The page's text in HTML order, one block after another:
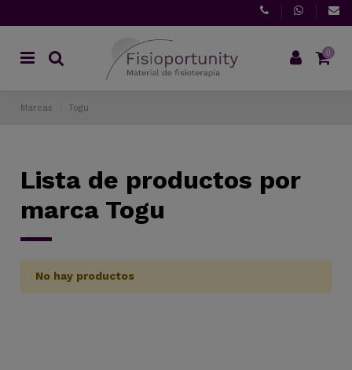
0
Marcas Togu
Lista de productos por
marca Togu
No hay productos